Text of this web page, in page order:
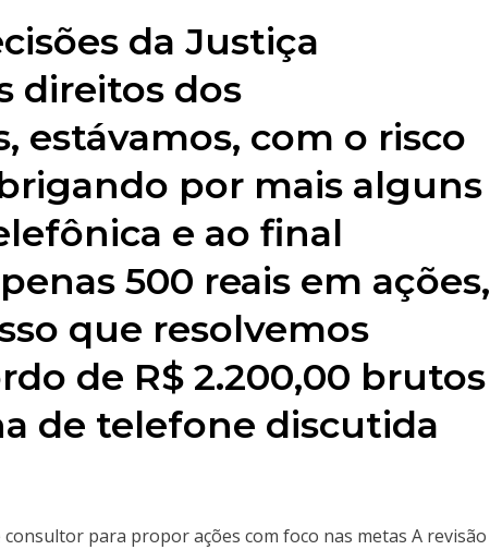
da Justiça
direitos dos
estávamos, com o risco
por mais alguns
e ao final
500 reais em ações,
que resolvemos
de R$ 2.200,00 brutos
de telefone discutida
consultor para propor ações com foco nas metas A revisão